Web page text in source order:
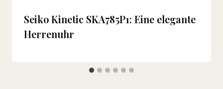
Seiko Kinetic SKA785P1: Eine elegante
Herrenuhr